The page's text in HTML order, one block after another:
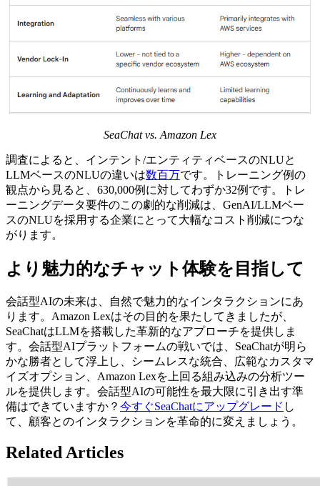
SeaChat vs. Amazon Lex
調査によると、インテント/エンティティベースのNLUと
LLMベースのNLUの違いは数百万です。トレーニング例の
観点から見ると、630,000例に対してわずか32例です。トレ
ーニングデータ要件のこの劇的な削減は、GenAI/LLMベー
スのNLUを採用する企業にとって大幅なコスト削減につな
がります。
より魅力的なチャット体験を目指して
会話型AIの未来は、自然で魅力的なインタラクションにあ
ります。Amazon Lexはその目的を果たしてきましたが、
SeaChatはLLMを搭載した革新的なアプローチを提供しま
す。会話型AIプラットフォームの戦いでは、SeaChatが明ら
かな勝者として浮上し、シームレスな統合、広範なカスタマ
イズオプション、Amazon Lexを上回る組み込みの分析ツー
ルを提供します。会話型AIの可能性を最大限に引き出す準
備はできていますか？ 今すぐSeaChatにアップグレード し
て、顧客とのインタラクションを革命的に変えましょう。
Related Articles